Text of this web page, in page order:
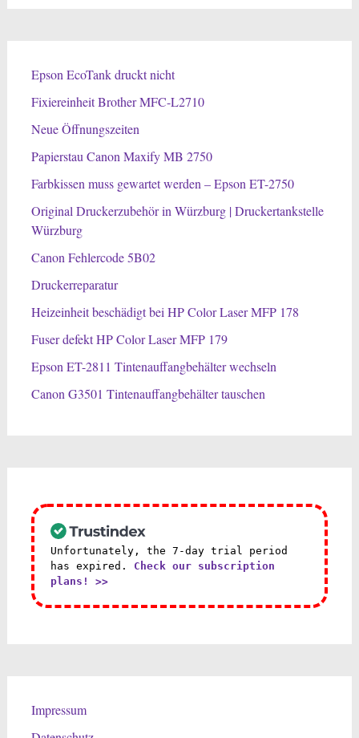
Epson EcoTank druckt nicht
Fixiereinheit Brother MFC-L2710
Neue Öffnungszeiten
Papierstau Canon Maxify MB 2750
Farbkissen muss gewartet werden – Epson ET-2750
Original Druckerzubehör in Würzburg | Druckertankstelle
Würzburg
Canon Fehlercode 5B02
Druckerreparatur
Heizeinheit beschädigt bei HP Color Laser MFP 178
Fuser defekt HP Color Laser MFP 179
Epson ET-2811 Tintenauffangbehälter wechseln
Canon G3501 Tintenauffangbehälter tauschen
Unfortunately, the 7-day trial period
has expired. Check our subscription
plans! >>
Impressum